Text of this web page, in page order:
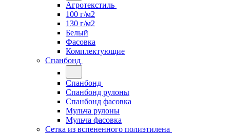
Агротекстиль
100 г/м2
130 г/м2
Белый
Фасовка
Комплектующие
Спанбонд
Спанбонд
Спанбонд рулоны
Спанбонд фасовка
Мульча рулоны
Мульча фасовка
Сетка из вспененного полиэтилена